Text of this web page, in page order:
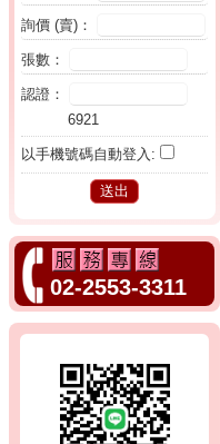
詢價 (賣)：
張數：
認證：
6921
以手機號碼自動登入:
02-2553-3311